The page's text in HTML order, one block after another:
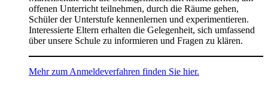
offenen Unterricht teilnehmen, durch die Räume gehen,
Schüler der Unterstufe kennenlernen und experimentieren.
Interessierte Eltern erhalten die Gelegenheit, sich umfassend
über unsere Schule zu informieren und Fragen zu klären.
Mehr zum Anmeldeverfahren finden Sie hier.